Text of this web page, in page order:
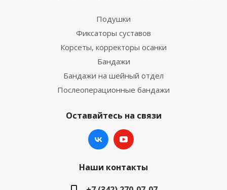
Подушки
Фиксаторы суставов
Корсеты, корректоры осанки
Бандажи
Бандажи на шейный отдел
Послеоперационные бандажи
Оставайтесь на связи
Наши контакты